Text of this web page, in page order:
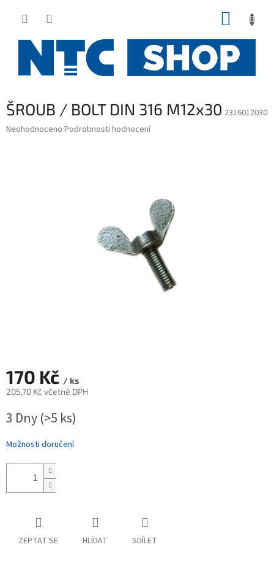
ŠROUB / BOLT DIN 316 M12x30 2316012030
Průměrné
Neohodnoceno Podrobnosti hodnocení
170 Kč / ks
205,70 Kč včetně DPH
cena:
3 Dny(>5 ks)
Možnosti doručení
ZEPTAT SE HLÍDAT SDÍLET